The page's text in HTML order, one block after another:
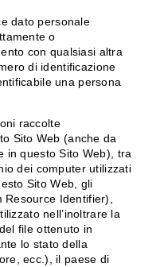
dato personale
o
con qualsiasi altra
di identificazione
una persona
raccolte
Sito Web (anche da
in questo Sito Web), tra
dei computer utilizzati
Sito Web, gli
Resource Identifier),
nell’inoltrare la
file ottenuto in
lo stato della
ecc.), il paese di